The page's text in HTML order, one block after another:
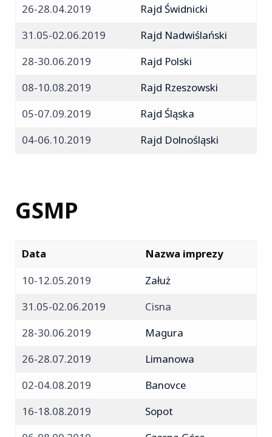
26-28.04.2019
Rajd Świdnicki
31.05-02.06.2019
Rajd Nadwiślański
28-30.06.2019
Rajd Polski
08-10.08.2019
Rajd Rzeszowski
05-07.09.2019
Rajd Śląska
04-06.10.2019
Rajd Dolnośląski
GSMP
Data
Nazwa imprezy
10-12.05.2019
Załuż
31.05-02.06.2019
Cisna
28-30.06.2019
Magura
26-28.07.2019
Limanowa
02-04.08.2019
Banovce
16-18.08.2019
Sopot